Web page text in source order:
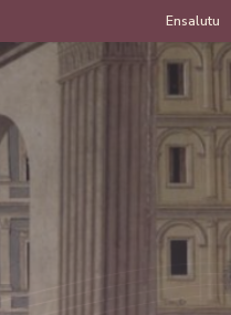
de
Ensalutu